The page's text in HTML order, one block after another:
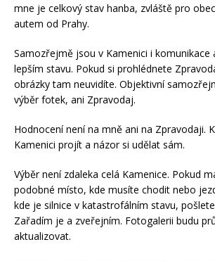
mne je celkový stav hanba, zvláště pro
autem od Prahy.
Samozřejmě jsou v Kamenici i komunikace
lepším stavu. Pokud si prohlédnete
obrázky tam neuvidíte. Objektivní
výběr fotek, ani Zpravodaj.
Hodnocení není na mně ani na Zpravodaji.
Kamenici projít a názor si udělat sám.
Výběr není zdaleka celá Kamenice. Pokud
podobné místo, kde musíte chodit nebo
kde je silnice v katastrofálním stavu,
Zařadím je a zveřejním. Fotogalerii budu
aktualizovat.